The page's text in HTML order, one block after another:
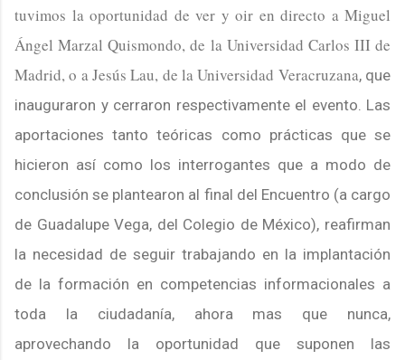
tuvimos la oportunidad de ver y oir en directo a Miguel
Ángel Marzal Quismondo, de la Universidad Carlos III de
Madrid, o a Jesús Lau, de laUniversidad Veracruzana, que
inauguraron y cerraron respectivamente el evento. Las
aportaciones tanto teóricas como prácticas que se
hicieron así como los interrogantes que a modo de
conclusión se plantearon al final del Encuentro (a cargo
de Guadalupe Vega, del Colegio de México), reafirman
la necesidad de seguir trabajando en la implantación
de la formación en competencias informacionales a
toda la ciudadanía, ahora mas que nunca,
aprovechando la oportunidad que suponen las